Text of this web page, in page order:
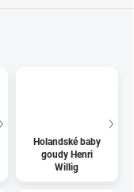
Holandské baby
goudy Henri
Willig